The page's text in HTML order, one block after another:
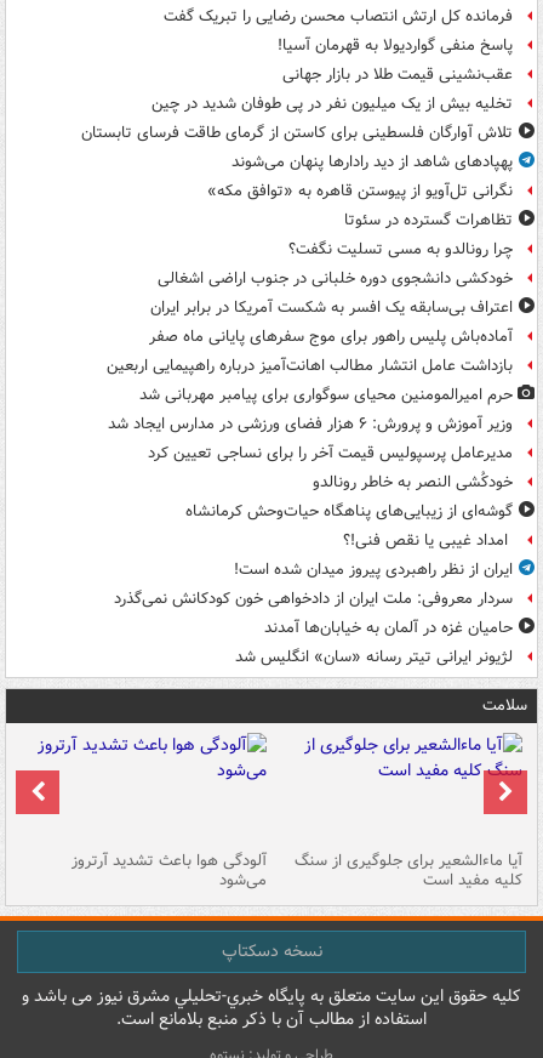
فرمانده کل ارتش انتصاب محسن رضایی را تبریک گفت
پاسخ منفی گواردیولا به قهرمان آسیا!
عقب‌نشینی قیمت طلا در بازار جهانی
تخلیه بیش از یک میلیون نفر در پی طوفان شدید در چین
تلاش آوارگان فلسطینی برای کاستن از گرمای طاقت فرسای تابستان
پهپادهای شاهد از دید رادارها پنهان می‌شوند
نگرانی تل‌آویو از پیوستن قاهره به «توافق مکه»
تظاهرات گسترده در سئوتا
چرا رونالدو به مسی تسلیت نگفت؟
خودکشی دانشجوی دوره خلبانی در جنوب اراضی اشغالی
اعتراف بی‌سابقه یک افسر به شکست آمریکا در برابر ایران
آماده‌باش پلیس راهور برای موج سفرهای پایانی ماه صفر
بازداشت عامل انتشار مطالب اهانت‌آمیز درباره راهپیمایی اربعین
حرم امیرالمومنین محیای سوگواری برای پیامبر مهربانی شد
وزیر آموزش و پرورش: ۶ هزار فضای ورزشی در مدارس ایجاد شد
مدیرعامل پرسپولیس قیمت آخر را برای نساجی تعیین کرد
خودکُشی النصر به خاطر رونالدو
گوشه‌ای از زیبایی‌های پناهگاه‌ حیات‌وحش کرمانشاه
امداد غیبی یا نقص فنی!؟
ایران از نظر راهبردی پیروز میدان شده است!
سردار معروفی: ملت ایران از دادخواهی خون کودکانش نمی‌گذرد
حامیان غزه در آلمان به خیابان‌ها آمدند
لژیونر ایرانی تیتر رسانه «سان» انگلیس شد
سلامت
آیا ماءالشعیر برای جلوگیری از سنگ
کلیه مفید است
آلودگی هوا باعث تشدید آرتروز
می‌شود
نسخه دسکتاپ
کليه حقوق اين سايت متعلق به پایگاه خبري-تحليلي مشرق نيوز می باشد و
استفاده از مطالب آن با ذکر منبع بلامانع است.